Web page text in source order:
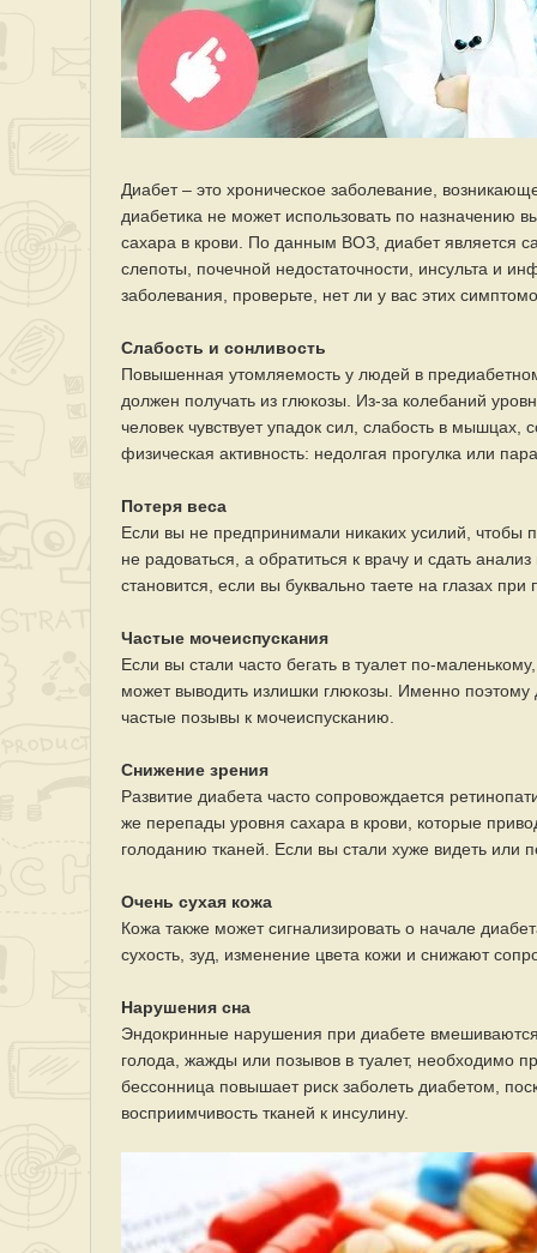
Диабет – это хроническое заболевание,
диабетика не может использовать по
сахара в крови. По данным ВОЗ, диабет является
слепоты, почечной недостаточности, инсульта и
заболевания, проверьте, нет ли у вас этих
Слабость и сонливость
Повышенная утомляемость у людей в
должен получать из глюкозы. Из-за колебаний
человек чувствует упадок сил, слабость в
физическая активность: недолгая прогулка или
Потеря веса
Если вы не предпринимали никаких усилий, чтобы
не радоваться, а обратиться к врачу и сдать
становится, если вы буквально таете на глазах
Частые мочеиспускания
Если вы стали часто бегать в туалет по-
может выводить излишки глюкозы. Именно
частые позывы к мочеиспусканию.
Снижение зрения
Развитие диабета часто сопровождается
же перепады уровня сахара в крови, которые
голоданию тканей. Если вы стали хуже видеть или
Очень сухая кожа
Кожа также может сигнализировать о начале
сухость, зуд, изменение цвета кожи и снижают
Нарушения сна
Эндокринные нарушения при диабете вмешиваются
голода, жажды или позывов в туалет, необходимо
бессонница повышает риск заболеть диабетом,
восприимчивость тканей к инсулину.